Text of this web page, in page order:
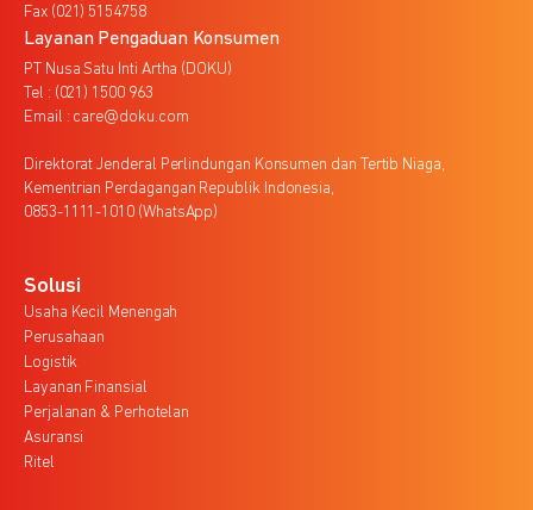
Fax (021) 5154758
Layanan Pengaduan Konsumen
PT Nusa Satu Inti Artha (DOKU)
Tel : (021) 1500 963
Email : care@doku.com
Direktorat Jenderal Perlindungan Konsumen dan Tertib Niaga,
Kementrian Perdagangan Republik Indonesia,
0853-1111-1010 (WhatsApp)
Solusi
Usaha Kecil Menengah
Perusahaan
Logistik
Layanan Finansial
Perjalanan & Perhotelan
Asuransi
Ritel